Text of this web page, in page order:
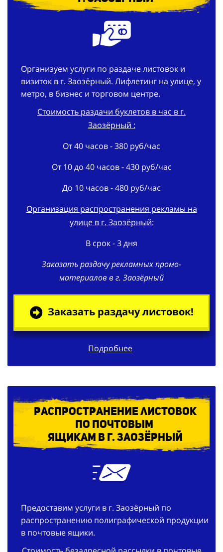
визиток в г. Заозёрный. Лифлетинг на улице, у
метро, в бизнес и торговом центре.
Стоимость раздачи буклетов в час в г.
Заозёрный :
От 40 часов - 380 руб/час
От 10 до 40 часов - 430 руб/час
До 10 часов - 480 руб/час
Организация распространения рекламы на
В срок - 3 дня
Заказать раздачу рекламных промо-
материалов в г. Заозёрный
Заказать раздачу листовок!
Подробнее
Распространение листовок
попочтовым
ящикам в г. Заозёрный
распространению полиграфической продукции
в почтовые ящики.
Стоимость безадресной рассылки в почтовые
ящики в г. Заозёрный: